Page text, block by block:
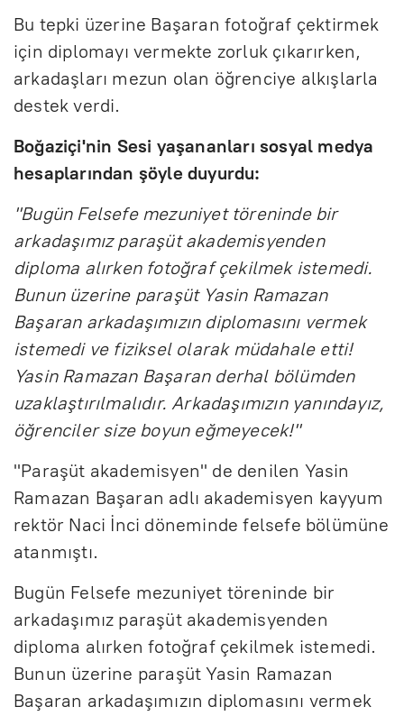
Bu tepki üzerine Başaran fotoğraf çektirmek
için diplomayı vermekte zorluk çıkarırken,
arkadaşları mezun olan öğrenciye alkışlarla
destek verdi.
Boğaziçi'nin Sesi yaşananları sosyal medya
hesaplarından şöyle duyurdu:
"Bugün Felsefe mezuniyet töreninde bir
arkadaşımız paraşüt akademisyenden
diploma alırken fotoğraf çekilmek istemedi.
Bunun üzerine paraşüt Yasin Ramazan
Başaran arkadaşımızın diplomasını vermek
istemedi ve fiziksel olarak müdahale etti!
Yasin Ramazan Başaran derhal bölümden
uzaklaştırılmalıdır. Arkadaşımızın yanındayız,
öğrenciler size boyun eğmeyecek!"
"Paraşüt akademisyen" de denilen Yasin
Ramazan Başaran adlı akademisyen kayyum
rektör Naci İnci döneminde felsefe bölümüne
atanmıştı.
Bugün Felsefe mezuniyet töreninde bir
arkadaşımız paraşüt akademisyenden
diploma alırken fotoğraf çekilmek istemedi.
Bunun üzerine paraşüt Yasin Ramazan
Başaran arkadaşımızın diplomasını vermek